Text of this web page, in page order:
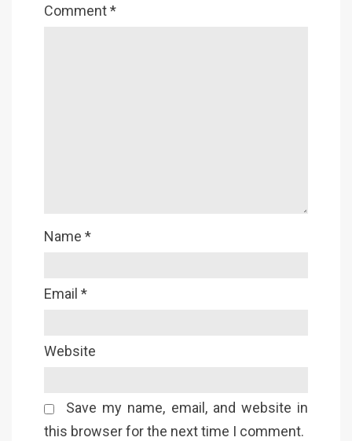
Comment*
Name *
Email *
Website
Save my name, email, and website in
this browser for the next time I comment.